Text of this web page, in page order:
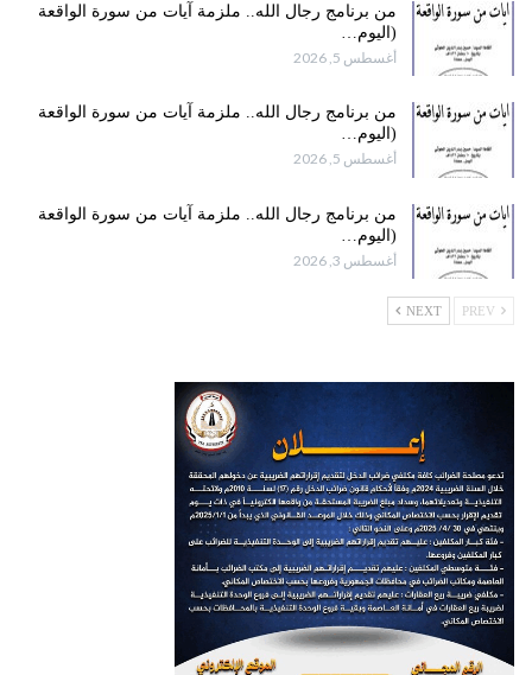
من برنامج رجال الله.. ملزمة آيات من سورة الواقعة
(اليوم…
أغسطس 5, 2026
من برنامج رجال الله.. ملزمة آيات من سورة الواقعة
(اليوم…
أغسطس 5, 2026
من برنامج رجال الله.. ملزمة آيات من سورة الواقعة
(اليوم…
أغسطس 3, 2026
NEXT